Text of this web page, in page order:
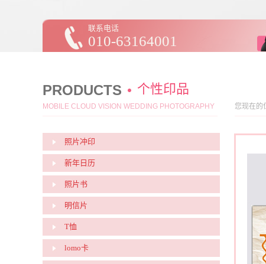
010-63164001
联系电话
个性印品
PRODUCTS
MOBILE CLOUD VISION WEDDING PHOTOGRAPHY
照片冲印
新年日历
照片书
明信片
T恤
lomo卡
您现在的